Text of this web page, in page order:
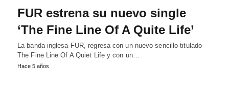
FUR estrena su nuevo single
‘The Fine Line Of A Quite Life’
La banda inglesa FUR, regresa con un nuevo sencillo titulado
The Fine Line Of A Quiet Life y con un…
Hace 5 años